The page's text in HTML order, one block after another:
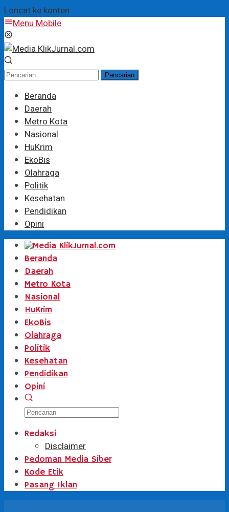
Loncat ke konten
Menu Mobile
Pencarian
Beranda
Daerah
Metro Kota
Nasional
HuKrim
EkoBis
Olahraga
Politik
Kesehatan
Pendidikan
Opini
Beranda
Daerah
Metro Kota
Nasional
HuKrim
EkoBis
Olahraga
Politik
Kesehatan
Pendidikan
Opini
Redaksi
Disclaimer
Pedoman Media Siber
Kode Etik
Pasang Iklan